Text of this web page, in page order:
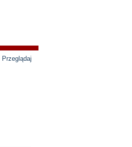
Przeglądaj